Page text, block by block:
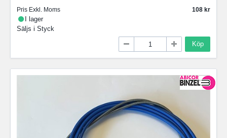
Pris Exkl. Moms
108
I lager
Säljs i Styck
Köp